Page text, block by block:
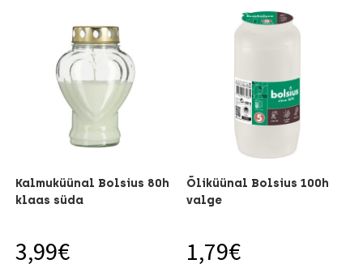
Kalmuküünal Bolsius 80h
klaas süda
3,99€
Õliküünal Bolsius 100h
valge
1,79€